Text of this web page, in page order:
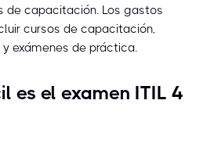
de capacitación. Los gastos
cursos de capacitación,
exámenes de práctica.
es el examen ITIL 4